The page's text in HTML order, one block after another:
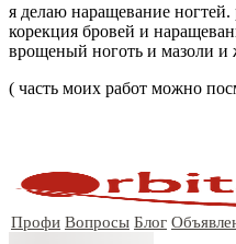
я делаю наращевание
корекция бровей и
врощеный ноготь и мазоли и
( часть моих работ можно
Профи Вопросы Блог